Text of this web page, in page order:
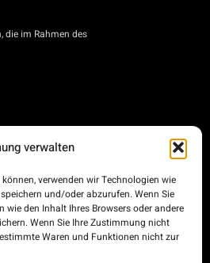
verwalten
verwenden wir Technologien wie
und/oder abzurufen. Wenn Sie
wie den Inhalt Ihres Browsers oder andere
Wenn Sie Ihre Zustimmung nicht
Waren und Funktionen nicht zur
die im Rahmen des
des
Modernisierung
der Transformation